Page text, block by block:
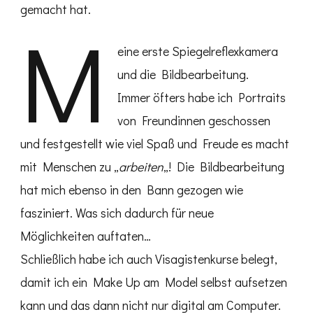
gemacht hat.
M
eine erste Spiegelreflexkamera
und die Bildbearbeitung.
Immer öfters habe ich Portraits
von Freundinnen geschossen
und festgestellt wie viel Spaß und Freude es macht
mit Menschen zu „arbeiten„! Die Bildbearbeitung
hat mich ebenso in den Bann gezogen wie
fasziniert. Was sich dadurch für neue
Möglichkeiten auftaten…
Schließlich habe ich auch Visagistenkurse belegt,
damit ich ein Make Up am Model selbst aufsetzen
kann und das dann nicht nur digital am Computer.